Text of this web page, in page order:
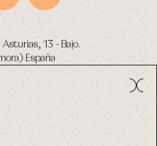
13 - Bajo.
España